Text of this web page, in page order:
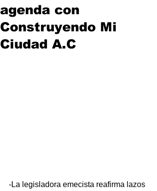
agenda con
Construyendo Mi
Ciudad A.C
-La legisladora emecista reafirma lazos